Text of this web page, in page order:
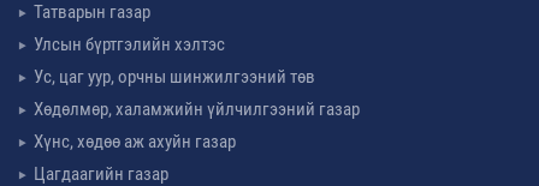
Татварын газар
Улсын бүртгэлийн хэлтэс
Ус, цаг уур, орчны шинжилгээний төв
Хөдөлмөр, халамжийн үйлчилгээний газар
Хүнс, хөдөө аж ахуйн газар
Цагдаагийн газар